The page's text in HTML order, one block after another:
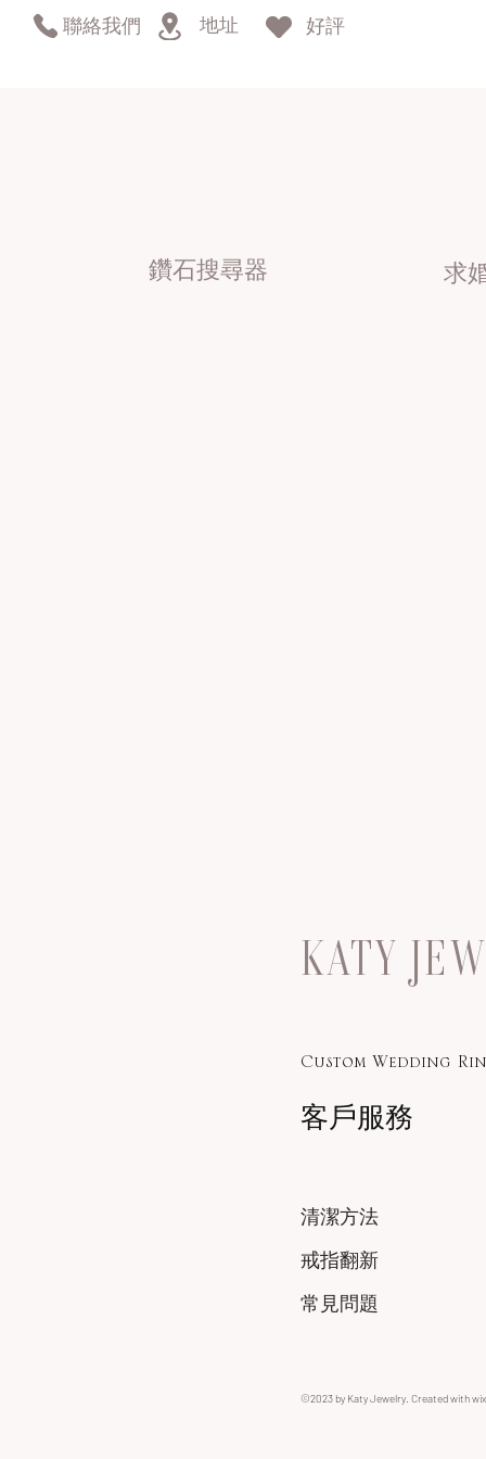
聯絡我們 地址 好評
鑽石搜尋器 求
KATY
Custom Wedding
客戶服務
清潔方法
戒指翻新
常見問題
©2023 by Katy Jewelry. Created with